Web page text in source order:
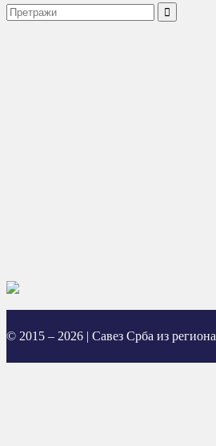
© 2015 – 2026 | Савез Срба из региона